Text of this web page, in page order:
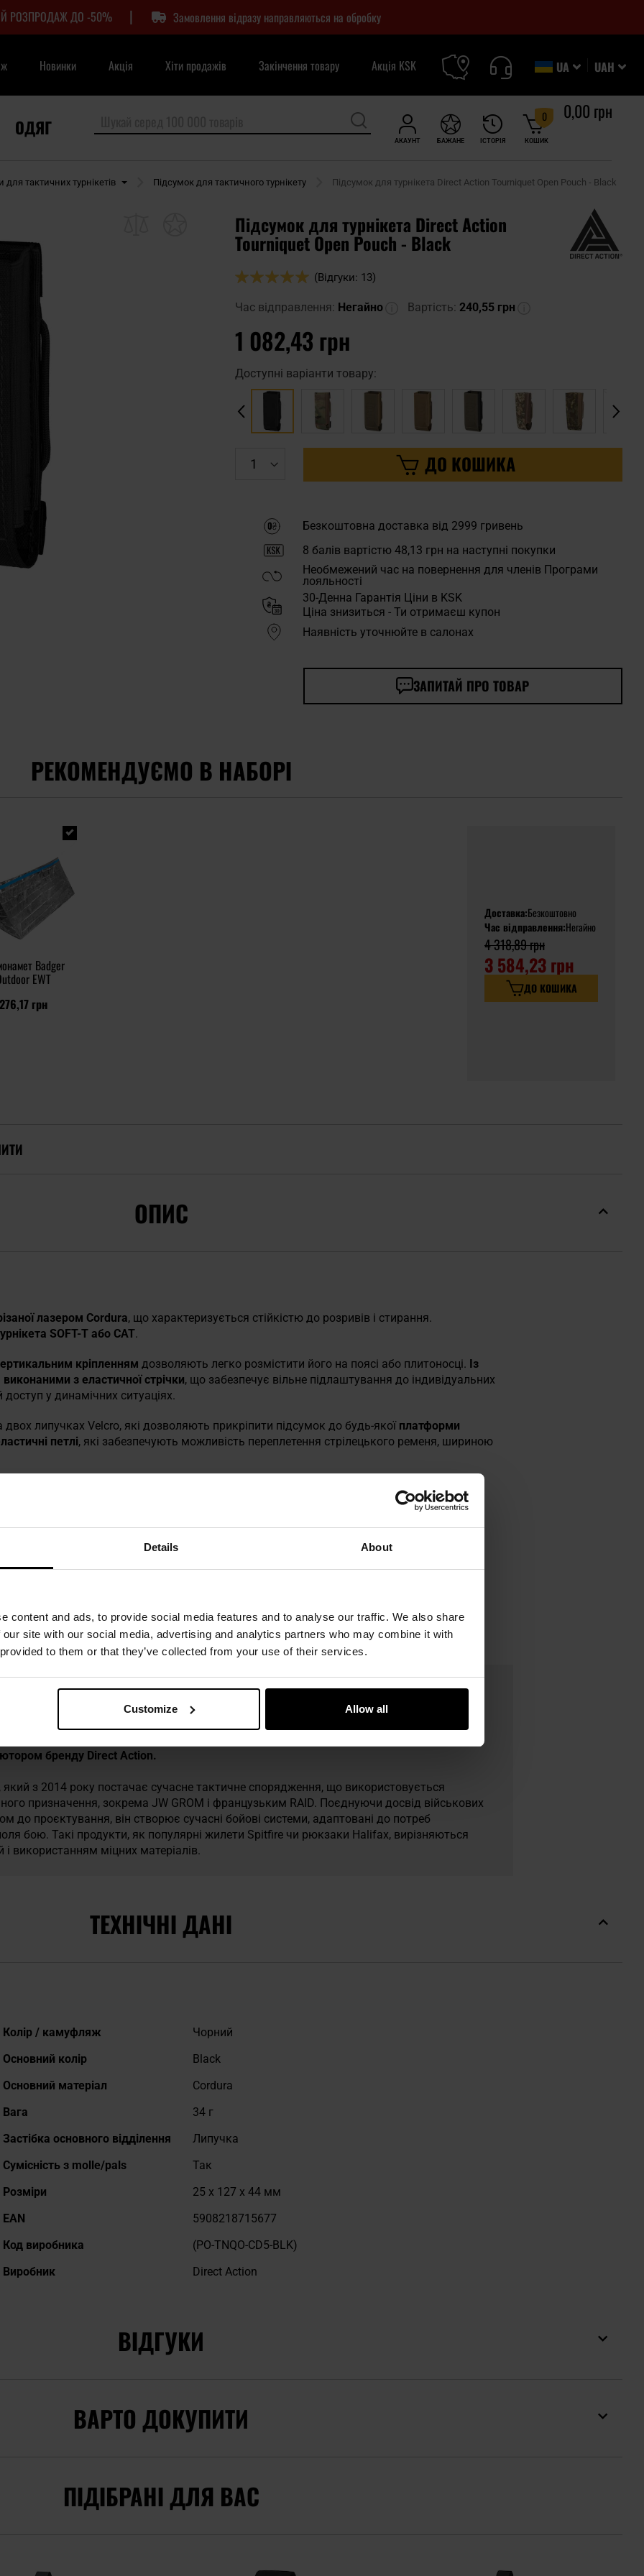
Details About
content and ads, to provide social media features and to analyse our traffic. We also share
site with our social media, advertising and analytics partners who may combine it with
to them or that they’ve collected from your use of their services.
Customize Allow all
РОЗПРОДАЖ ДО -50% | Замовлення відразу направляються на обробку
UAH
UA
Новинки Акція Хіти продажів Закінчення товару Акція KSK
АКАУНТ ІСТОРІЯ
БАЖАНЕ КОШИК
0 0,00 грн
ОДЯГ
для тактичних турнікетів Підсумок для тактичного турнікету Підсумок для турнікета Direct Action Tourniquet Open Pouch - Black
Підсумок для турнікета Direct Action
Tourniquet Open Pouch - Black
Оцінка:
(Відгуки: 13)
Час відправлення: Негайно Вартість: 240,55 грн
1 082,43 грн
Доступні варіанти товару:
ДО КОШИКА
Безкоштовна доставка від 2999 гривень
8 балів вартістю 48,13 грн на наступні покупки
Необмежений час на повернення для членів Програми
лояльності
30-Денна Гарантія Ціни в KSK
Ціна знизиться - Ти отримаєш купон
Наявність уточнюйте в салонах
ЗАПИТАЙ ПРО ТОВАР
РЕКОМЕНДУЄМО В НАБОРІ
Badger
EWT
276,17 грн
Доставка:Безкоштовно
Час відправлення:Негайно
4 318,89 грн
3 584,23 грн
ДО КОШИКА
ОПИС
лазером Cordura, що характеризується стійкістю до розривів і стирання.
SOFT-T або CAT.
кріпленням дозволяють легко розмістити його на поясі або плитоносці. Із
виконаними з еластичної стрічки, що забезпечує вільне підлаштування до індивідуальних
у динамічних ситуаціях.
двох липучках Velcro, які дозволяють прикріпити підсумок до будь-якої платформи
петлі, які забезпечують можливість переплетення стрілецького ременя, шириною
безпеки
бренду Direct Action.
з 2014 року постачає сучасне тактичне спорядження, що використовується
призначення, зокрема JW GROM і французьким RAID. Поєднуючи досвід військових
до проєктування, він створює сучасні бойові системи, адаптовані до потреб
бою. Такі продукти, як популярні жилети Spitfire чи рюкзаки Halifax, вирізняються
використанням міцних матеріалів.
ТЕХНІЧНІ ДАНІ
Докладніше
Колір / камуфляж
Чорний
Основний колір
Black
Основний матеріал
Cordura
Вага
34 г
Застібка основного відділення
Липучка
Сумісність з molle/pals
Так
Розміри
25 x 127 x 44 мм
EAN
5908218715677
Код виробника
(PO-TNQO-CD5-BLK)
Виробник
Direct Action
ВІДГУКИ
ВАРТО ДОКУПИТИ
ПІДІБРАНІ ДЛЯ ВАС